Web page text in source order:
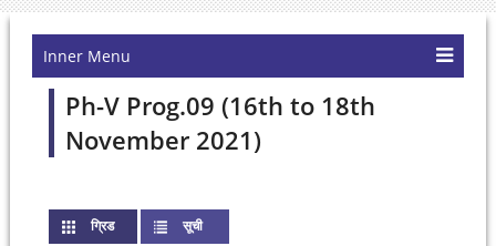
Inner Menu
Ph-V Prog.09 (16th to 18th
November 2021)
ग्रिड(active tab) सूची